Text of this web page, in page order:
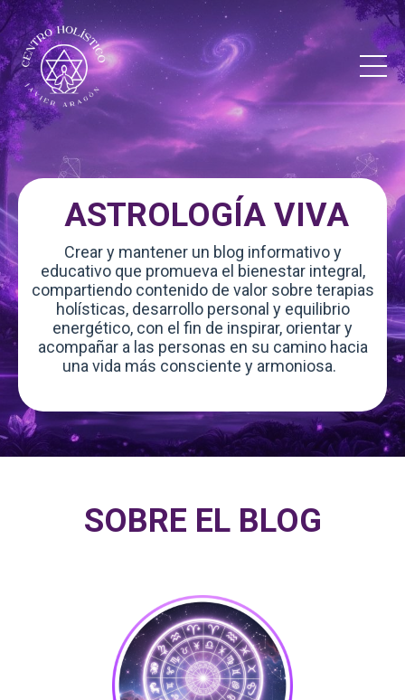
ASTROLOGÍA VIVA
Crear y mantener un blog informativo y
educativo que promueva el bienestar integral,
compartiendo contenido de valor sobre terapias
holísticas, desarrollo personal y equilibrio
energético, con el fin de inspirar, orientar y
acompañar a las personas en su camino hacia
una vida más consciente y armoniosa.
SOBRE EL BLOG